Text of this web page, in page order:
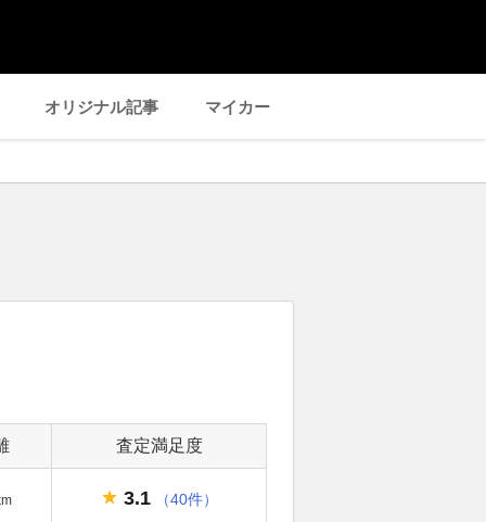
オリジナル記事 マイカー
査定満足度
3.1 （40件）